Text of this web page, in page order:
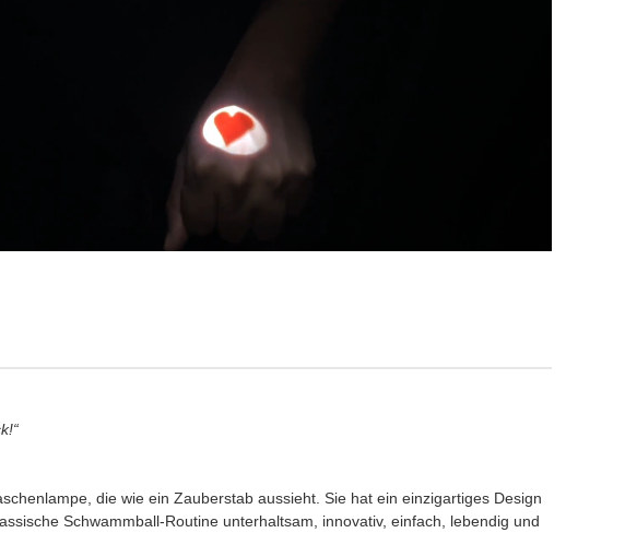
die wie ein Zauberstab aussieht. Sie hat ein einzigartiges Design
Schwammball-Routine unterhaltsam, innovativ, einfach, lebendig und